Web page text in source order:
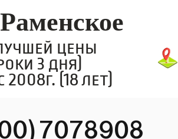
цены
3 дня)
2008г. (18 лет)